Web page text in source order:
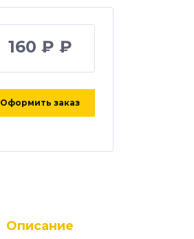
160 ₽ ₽
Оформить заказ
Описание